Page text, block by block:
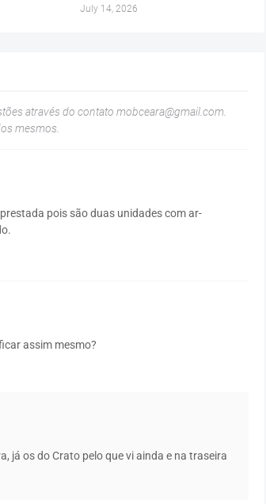
July 14, 2026
através do contato mobceara@gmail.com.
mesmos.
pois são duas unidades com ar-
assim mesmo?
já os do Crato pelo que vi ainda e na traseira